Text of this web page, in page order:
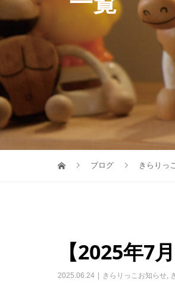
ブログ きらりっ
【2025年7
2025.06.24 きらりっこお知らせ